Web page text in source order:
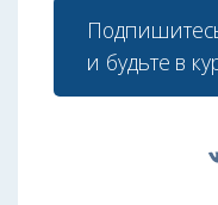
и будьте в